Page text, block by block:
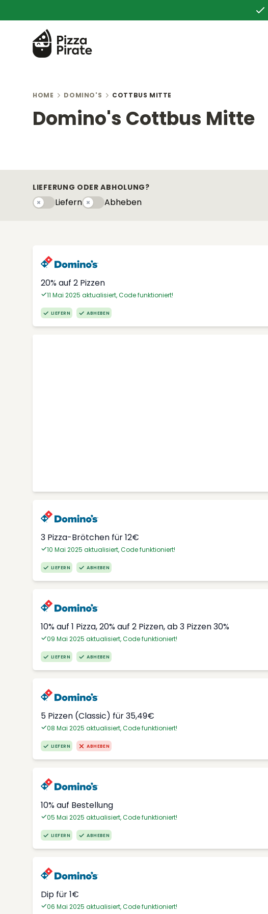
HOME DOMINO'S COTTBUS MITTE
Domino's Cottbus Mitte
LIEFERUNG ODER ABHOLUNG?
LiefernLiefernAbhebeny
Abheben
20% auf 2 Pizzen
11 Mai 2025 aktualisiert, Code funktioniert!
LIEFERN ABHEBEN
3 Pizza-Brötchen für 12€
10 Mai 2025 aktualisiert, Code funktioniert!
LIEFERN ABHEBEN
10% auf 1 Pizza, 20% auf 2 Pizzen, ab 3 Pizzen 30%
09 Mai 2025 aktualisiert, Code funktioniert!
LIEFERN ABHEBEN
5 Pizzen (Classic) für 35,49€
08 Mai 2025 aktualisiert, Code funktioniert!
LIEFERN ABHEBEN
10% auf Bestellung
05 Mai 2025 aktualisiert, Code funktioniert!
LIEFERN ABHEBEN
Dip für 1€
06 Mai 2025 aktualisiert, Code funktioniert!